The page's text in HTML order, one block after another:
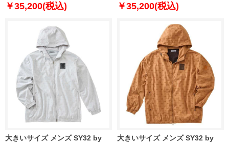
a03745-0ajih
￥35,200(税込) ￥35,200(税込)
大きいサイズ メンズ SY32 by
大きいサイズ メンズ SY32 by